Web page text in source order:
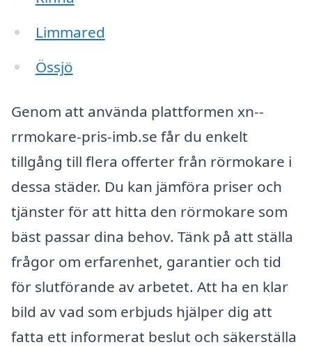
Limmared
Össjö
Genom att använda plattformen xn--
rrmokare-pris-imb.se får du enkelt
tillgång till flera offerter från rörmokare i
dessa städer. Du kan jämföra priser och
tjänster för att hitta den rörmokare som
bäst passar dina behov. Tänk på att ställa
frågor om erfarenhet, garantier och tid
för slutförande av arbetet. Att ha en klar
bild av vad som erbjuds hjälper dig att
fatta ett informerat beslut och säkerställa